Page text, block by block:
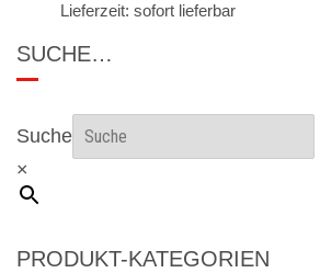
Lieferzeit: sofort lieferbar
SUCHE…
Suche
×
PRODUKT-KATEGORIEN